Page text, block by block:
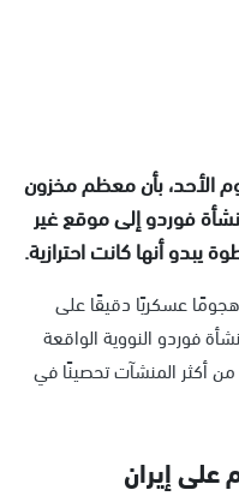
الأحد، بأن معظم مخزون
فوردو إلى موقع غير
يبدو أنها كانت احترازية.
عسكريًا دقيقًا على
فوردو النووية الواقعة
والتي تعد من أكثر المنشآت تحصينًا في